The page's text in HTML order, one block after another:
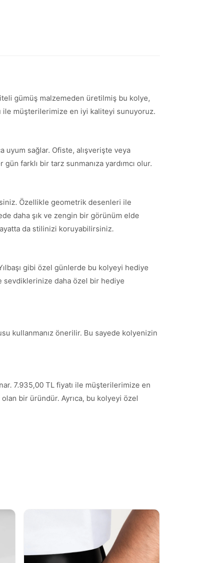
gümüş malzemeden üretilmiş bu kolye,
ile müşterilerimize en iyi kaliteyi sunuyoruz.
sağlar. Ofiste, alışverişte veya
farklı bir tarz sunmanıza yardımcı olur.
Özellikle geometrik desenleri ile
daha şık ve zengin bir görünüm elde
da stilinizi koruyabilirsiniz.
gibi özel günlerde bu kolyeyi hediye
sevdiklerinize daha özel bir hediye
kullanmanız önerilir. Bu sayede kolyenizin
7.935,00 TL fiyatı ile müşterilerimize en
bir üründür. Ayrıca, bu kolyeyi özel